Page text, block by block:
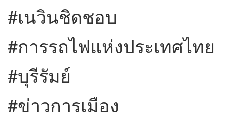
#เนวินชิดชอบ
#การรถไฟแห่งประเทศไทย
#บุรีรัมย์
#ข่าวการเมือง